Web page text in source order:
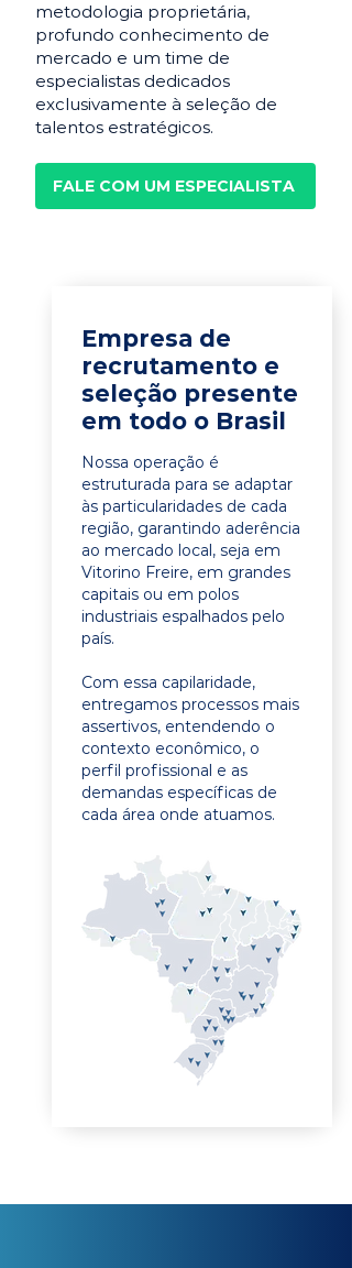
metodologia proprietária,
profundo conhecimento de
mercado e um time de
especialistas dedicados
exclusivamente à seleção de
talentos estratégicos.
FALE COM UM ESPECIALISTA
Empresa de
recrutamento e
seleção presente
em todo o Brasil
Nossa operação é
estruturada para se adaptar
às particularidades de cada
região, garantindo aderência
ao mercado local, seja em
Vitorino Freire, em grandes
capitais ou em polos
industriais espalhados pelo
país.
Com essa capilaridade,
entregamos processos mais
assertivos, entendendo o
contexto econômico, o
perfil profissional e as
demandas específicas de
cada área onde atuamos.